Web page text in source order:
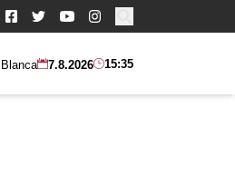
Buscar:
7.8.2026 15:35